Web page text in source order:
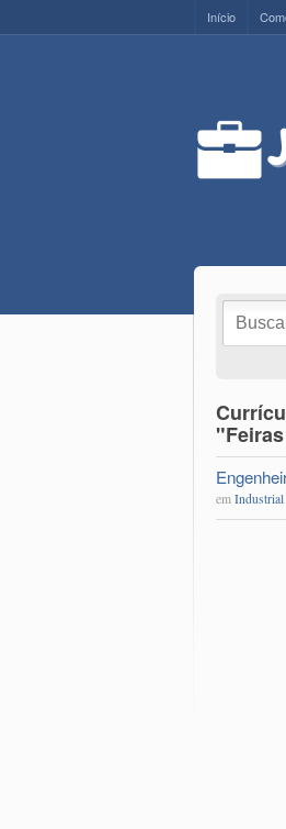
Início
em Industrial